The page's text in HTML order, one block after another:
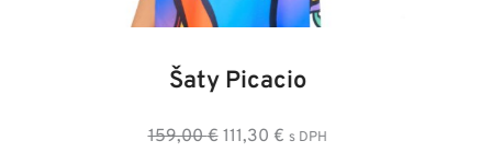
Kabát Beastie
249,00€ Pôvodná
124,50 € Aktuálna
s DPH